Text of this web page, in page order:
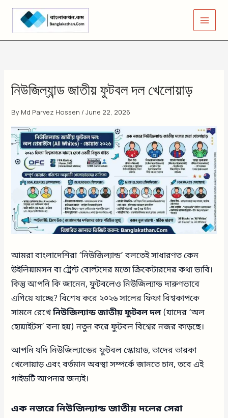
Skip
content
নিউজিল্যান্ড জাতীয় ফুটবল দল খেলোয়াড়
By Md Parvez Hossen /June 22, 2026
আমরা বাংলাদেশিরা ‘নিউজিল্যান্ড’ বলতেই সাধারণত কেন
উইলিয়ামসন বা ট্রেন্ট বোল্টদের মতো ক্রিকেটারদের কথা ভাবি।
কিন্তু আপনি কি জানেন, ফুটবলেও নিউজিল্যান্ড দারুণভাবে
এগিয়ে যাচ্ছে? বিশেষ করে ২০২৬ সালের ফিফা বিশ্বকাপকে
সামনে রেখেনিউজিল্যান্ড জাতীয় ফুটবল দল(যাদের ‘অল
হোয়াইটস’ বলা হয়) নতুন করে ফুটবল বিশ্বের নজর কাড়ছে।
আপনি যদি নিউজিল্যান্ডের ফুটবল স্কোয়াড, তাদের তারকা
খেলোয়াড় এবং বর্তমান অবস্থা সম্পর্কে জানতে চান, তবে এই
গাইডটি আপনার জন্যই।
এক নজরে নিউজিল্যান্ড জাতীয় দলের সেরা